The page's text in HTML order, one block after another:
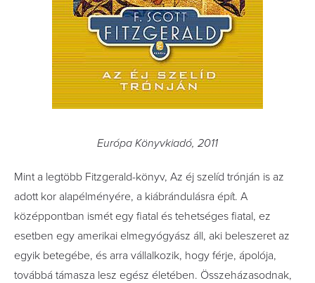
Európa Könyvkiadó, 2011
Mint a legtöbb Fitzgerald-könyv, Az éj szelíd trónján is az
adott kor alapélményére, a kiábrándulásra épít. A
középpontban ismét egy fiatal és tehetséges fiatal, ez
esetben egy amerikai elmegyógyász áll, aki beleszeret az
egyik betegébe, és arra vállalkozik, hogy férje, ápolója,
továbbá támasza lesz egész életében. Összeházasodnak,